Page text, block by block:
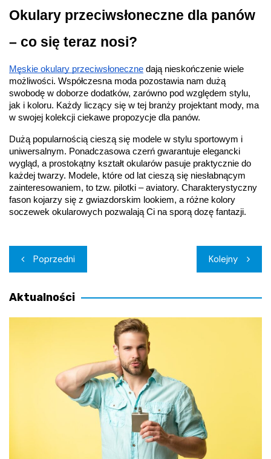
Okulary przeciwsłoneczne dla panów
– co się teraz nosi?
Męskie okulary przeciwsłoneczne dają nieskończenie wiele
możliwości. Współczesna moda pozostawia nam dużą
swobodę w doborze dodatków, zarówno pod względem stylu,
jak i koloru. Każdy liczący się w tej branży projektant mody, ma
w swojej kolekcji ciekawe propozycje dla panów.
Dużą popularnością cieszą się modele w stylu sportowym i
uniwersalnym. Ponadczasowa czerń gwarantuje elegancki
wygląd, a prostokątny kształt okularów pasuje praktycznie do
każdej twarzy. Modele, które od lat cieszą się niesłabnącym
zainteresowaniem, to tzw. pilotki – aviatory. Charakterystyczny
fason kojarzy się z gwiazdorskim lookiem, a różne kolory
soczewek okularowych pozwalają Ci na sporą dozę fantazji.
Nawigacja
wpisu
Poprzedni Kolejny
Aktualności